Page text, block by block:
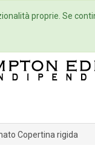
Eventi
Copertina rigida
proprie. Se